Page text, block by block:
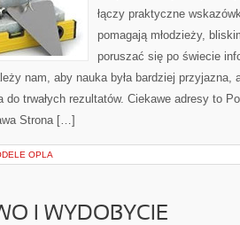
łączy praktyczne
pomagają młodzieży,
poruszać się po świecie
nam, aby nauka była bardziej przyjazna,
do trwałych rezultatów. Ciekawe adresy to
Strona […]
OPLA
I WYDOBYCIE